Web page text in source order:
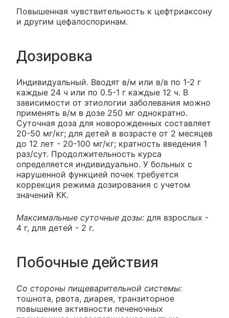
Повышенная чувствительность к цефтриаксону
и другим цефалоспоринам.
Дозировка
Индивидуальный. Вводят в/м или в/в по 1-2 г
каждые 24 ч или по 0.5-1 г каждые 12 ч. В
зависимости от этиологии заболевания можно
применять в/м в дозе 250 мг однократно.
Суточная доза для новорожденных составляет
20-50 мг/кг; для детей в возрасте от 2 месяцев
до 12 лет - 20-100 мг/кг; кратность введения 1
раз/сут. Продолжительность курса
определяется индивидуально. У больных с
нарушенной функцией почек требуется
коррекция режима дозирования с учетом
значений КК.
Максимальные суточные дозы: для взрослых -
4 г, для детей - 2 г.
Побочные действия
Со стороны пищеварительной системы:
тошнота, рвота, диарея, транзиторное
повышение активности печеночных